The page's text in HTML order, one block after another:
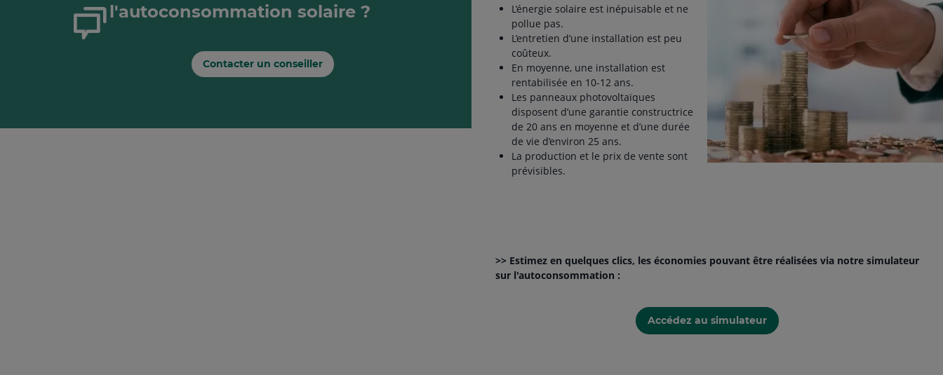
L’énergie solaire est inépuisable et ne
pollue pas.
L’entretien d’une installation est peu
coûteux.
En moyenne, une installation est
rentabilisée en 10-12 ans.
Les panneaux photovoltaïques
disposent d’une garantie constructrice
de 20 ans en moyenne et d’une durée
de vie d’environ 25 ans.
La production et le prix de vente sont
prévisibles.
>> Estimez en quelques clics, les économies pouvant être réalisées via notre simulateur
sur l'autoconsommation :
Accédez au simulateur
l'autoconsommation solaire ?
Contacter un conseiller